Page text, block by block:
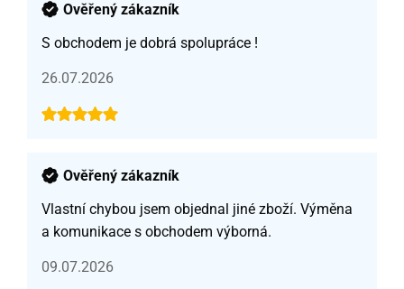
Ověřený zákazník
S obchodem je dobrá spolupráce !
26.07.2026
Ověřený zákazník
Vlastní chybou jsem objednal jiné zboží. Výměna
a komunikace s obchodem výborná.
09.07.2026